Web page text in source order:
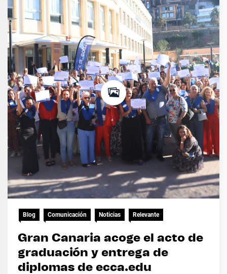
Blog Comunicación Noticias Relevante
Gran Canaria acoge el acto de
graduación y entrega de
diplomas de ecca.edu